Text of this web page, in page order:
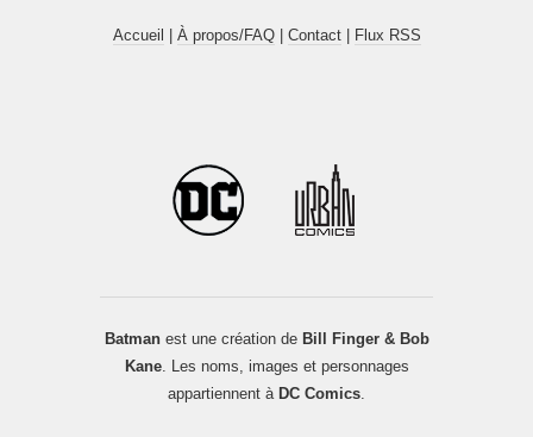
Accueil À propos/FAQ| Contact| Flux RSS
Batmanest une création de Bill Finger & Bob
Kane. Les noms, images et personnages
appartiennent à DC Comics.